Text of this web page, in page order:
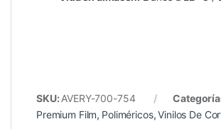
SKU: AVERY-700-754
Premium Film, Poliméricos,Vinilos De